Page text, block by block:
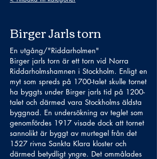
Birger Jarls torn
En utgång/"Riddarholmen"
Birger jarls torn är ett torn vid Norra
Riddarholmshamnen i Stockholm. Enligt en
myt som spreds på 1700-talet skulle tornet
ha byggts under Birger jarls tid på 1200-
talet och därmed vara Stockholms äldsta
byggnad. En undersökning av teglet som
genomfördes 1917 visade dock att tornet
sannolikt är byggt av murtegel från det
1527 rivna Sankta Klara kloster och
därmed betydligt yngre. Det ommålades